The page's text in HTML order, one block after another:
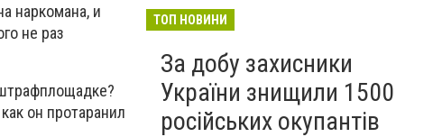
наркомана, и
не раз
он протаранил
полоненого бійця ЗСУ на
розслідування
7 серпня
ТОП НОВИНИ
За добу захисники
України знищили 1500
російських окупантів